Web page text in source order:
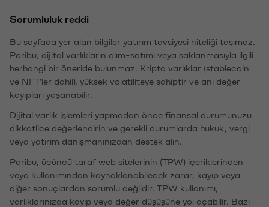
Sorumluluk reddi
Bu sayfada yer alan bilgiler yatırım tavsiyesi niteliği taşımaz.
Paribu, dijital varlıkların alım-satımı veya saklanmasıyla ilgili
herhangi bir öneride bulunmaz. Kripto varlıklar (stablecoin
ve NFT'ler dahil), yüksek volatiliteye sahiptir ve ani değer
kayıpları yaşanabilir.
Dijital varlık işlemleri yapmadan önce finansal durumunuzu
dikkatlice değerlendirin ve gerekli durumlarda hukuk, vergi
veya yatırım danışmanınızdan destek alın.
Paribu, üçüncü taraf web sitelerinin (TPW) içeriklerinden
veya kullanımından kaynaklanabilecek zarar, kayıp veya
diğer sonuçlardan sorumlu değildir. TPW kullanımı,
varlıklarınızda kayıp veya değer düşüşüne yol açabilir. Bazı